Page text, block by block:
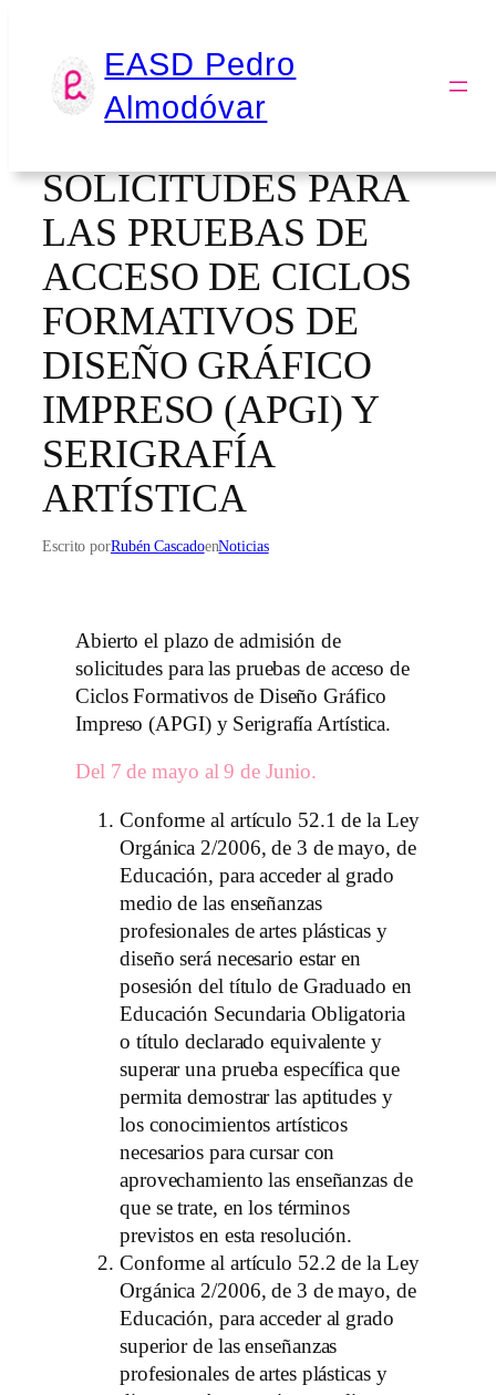
contenido
EASD Pedro
Almodóvar
ABIERTO EL PLAZO
SOLICITUDES PARA
LAS PRUEBAS DE
ACCESO DE CICLOS
FORMATIVOS DE
DISEÑO GRÁFICO
IMPRESO (APGI) Y
SERIGRAFÍA
ARTÍSTICA
Escrito porRubén CascadoenNoticias
Abierto el plazo de admisión de
solicitudes para las pruebas de acceso de
Ciclos Formativos de Diseño Gráfico
Impreso (APGI) y Serigrafía Artística.
Del 7 de mayo al 9 de Junio.
Conforme al artículo 52.1 de la Ley
Orgánica 2/2006, de 3 de mayo, de
Educación, para acceder al grado
medio de las enseñanzas
profesionales de artes plásticas y
diseño será necesario estar en
posesión del título de Graduado en
Educación Secundaria Obligatoria
o título declarado equivalente y
superar una prueba específica que
permita demostrar las aptitudes y
los conocimientos artísticos
necesarios para cursar con
aprovechamiento las enseñanzas de
que se trate, en los términos
previstos en esta resolución.
Conforme al artículo 52.2 de la Ley
Orgánica 2/2006, de 3 de mayo, de
Educación, para acceder al grado
superior de las enseñanzas
profesionales de artes plásticas y